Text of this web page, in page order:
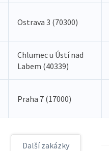
Ostrava 3 (70300)
Chlumec u Ústí nad
Labem (40339)
Praha 7 (17000)
Další zakázky